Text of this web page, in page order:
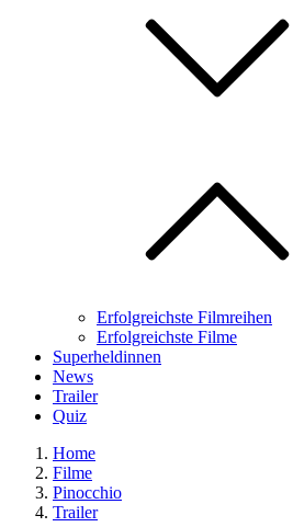
Erfolgreichste Filmreihen
Erfolgreichste Filme
Superheldinnen
News
Trailer
Quiz
Home
Filme
Pinocchio
Trailer